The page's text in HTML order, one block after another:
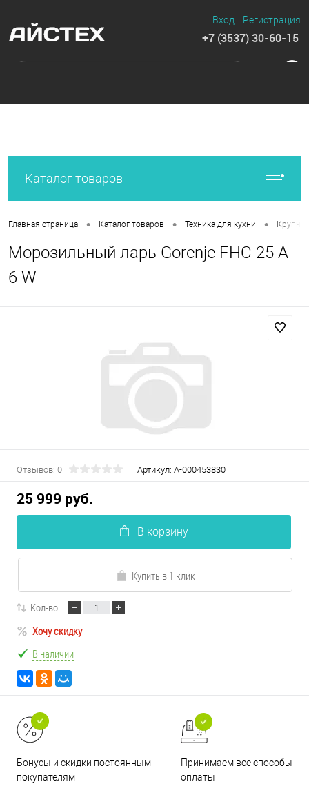
Вход Регистрация
+7 (3537) 30-60-15
Каталог товаров
Главная страница • Каталог товаров • Техника для кухни •
Морозильный ларь Gorenje FHC 25 A
6 W
Отзывов: 0 Артикул: А-000453830
25 999 руб.
В корзину
Купить в 1 клик
Кол-во:
Хочу скидку
В наличии
Бонусы и скидки постоянным
покупателям
Принимаем все способы
оплаты